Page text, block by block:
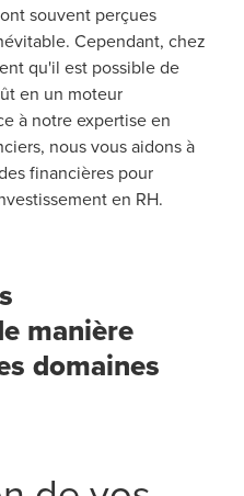
souvent perçues
Cependant, chez
qu'il est possible de
en un moteur
à notre expertise en
nous vous aidons à
financières pour
en RH.
manière
domaines